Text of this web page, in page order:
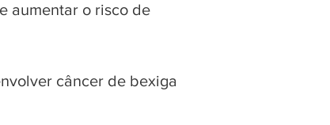
aumentar o risco de
câncer de bexiga